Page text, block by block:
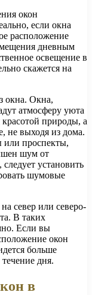
окон
если окна
расположение
дневным
освещение в
скажется на
окна. Окна,
атмосферу уюта
природы, а
не выходя из дома.
или проспекты,
шум от
установить
шумовые
север или северо-
В таких
Если вы
окон
больше
дня.
в